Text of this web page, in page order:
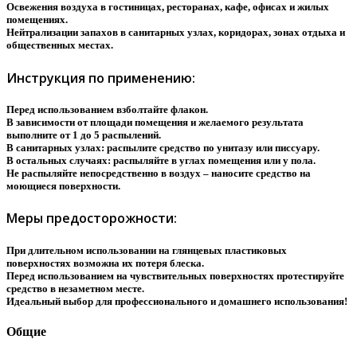
Освежения воздуха в гостиницах, ресторанах, кафе, офисах и жилых
помещениях.
Нейтрализации запахов в санитарных узлах, коридорах, зонах отдыха и
общественных местах.
Инструкция по применению:
Перед использованием взболтайте флакон.
В зависимости от площади помещения и желаемого результата
выполните от 1 до 5 распылений.
В санитарных узлах: распылите средство по унитазу или писсуару.
В остальных случаях: распыляйте в углах помещения или у пола.
Не распыляйте непосредственно в воздух – наносите средство на
моющиеся поверхности.
Меры предосторожности:
При длительном использовании на глянцевых пластиковых
поверхностях возможна их потеря блеска.
Перед использованием на чувствительных поверхностях протестируйте
средство в незаметном месте.
Идеальный выбор для профессионального и домашнего использования!
Общие